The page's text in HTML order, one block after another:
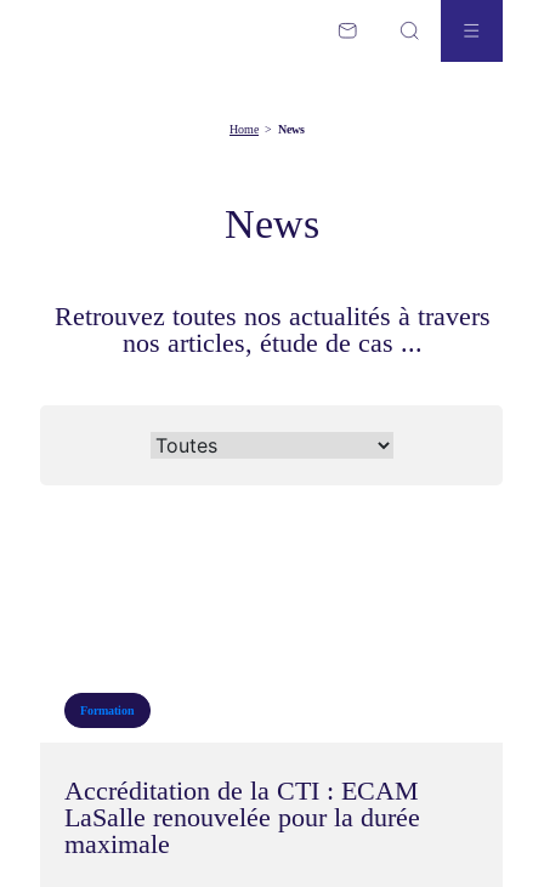
Home > News
News
Retrouvez toutes nos actualités à travers
nos articles, étude de cas ...
News categories
International
Recherche & innovation
Formation
Accréditation de la CTI : ECAM
LaSalle renouvelée pour la durée
maximale